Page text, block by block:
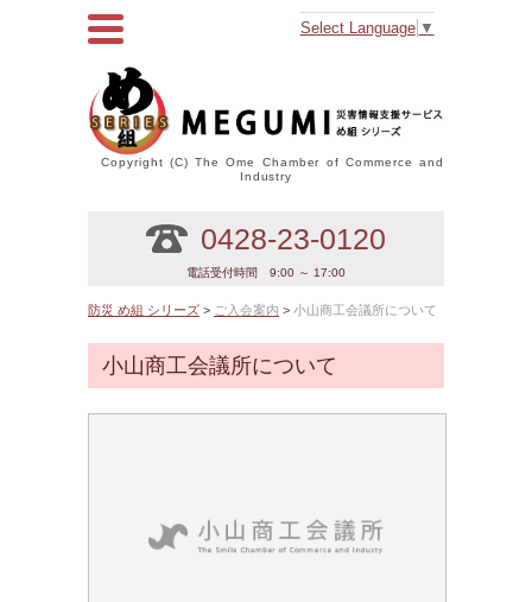
Select Language ▼
Copyright (C) The Ome Chamber of Commerce and
Industry
0428-23-0120
電話受付時間 9:00 ～ 17:00
防災 め組 シリーズ > ご入会案内 > 小山商工会議所について
小山商工会議所について